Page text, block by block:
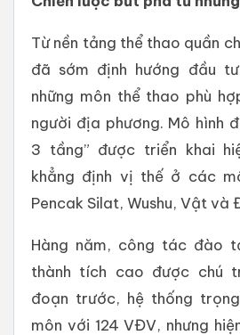
Từ nền tảng thể thao quần
đã sớm định hướng đầu
những môn thể thao phù
người địa phương. Mô hình
3 tầng” được triển khai
khẳng định vị thế ở các
Pencak Silat, Wushu, Vật và
Hàng năm, công tác đào
thành tích cao được chú
đoạn trước, hệ thống
môn với 124 VĐV, nhưng